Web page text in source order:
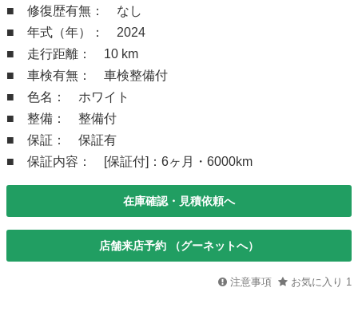
■ 修復歴有無： なし
■ 年式（年）： 2024
■ 走行距離： 10 km
■ 車検有無： 車検整備付
■ 色名： ホワイト
■ 整備： 整備付
■ 保証： 保証有
■ 保証内容： [保証付]：6ヶ月・6000km
在庫確認・見積依頼へ
店舗来店予約 （グーネットへ）
注意事項 お気に入り 1